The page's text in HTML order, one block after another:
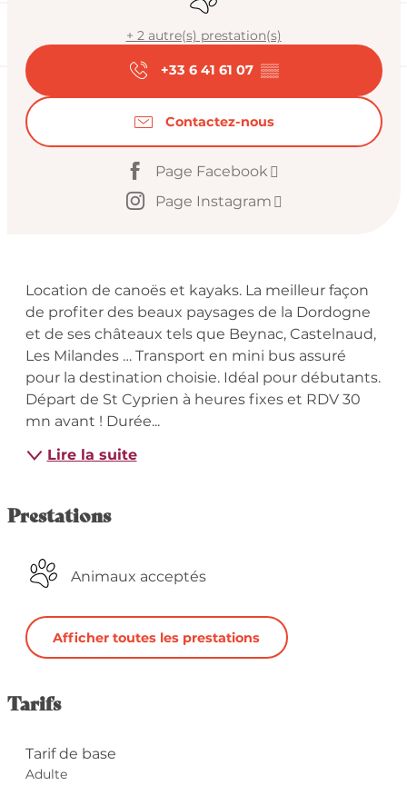
+ 2 autre(s) prestation(s)
+33 6 41 61 07 ▒▒
Contactez-nous
Page Facebook
Page Instagram
Description
Location de canoës et kayaks. La meilleur façon
de profiter des beaux paysages de la Dordogne
et de ses châteaux tels que Beynac, Castelnaud,
Les Milandes … Transport en mini bus assuré
pour la destination choisie. Idéal pour débutants.
Départ de St Cyprien à heures fixes et RDV 30
mn avant ! Durée...
Lire la suite
Prestations
Animaux acceptés
Afficher toutes les prestations
Tarifs
Tarif de base
Adulte